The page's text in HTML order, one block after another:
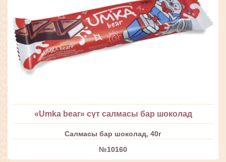
«Umka bear» сүт салмасы бар шоколад
Салмасы бар шоколад, 40г
№10160